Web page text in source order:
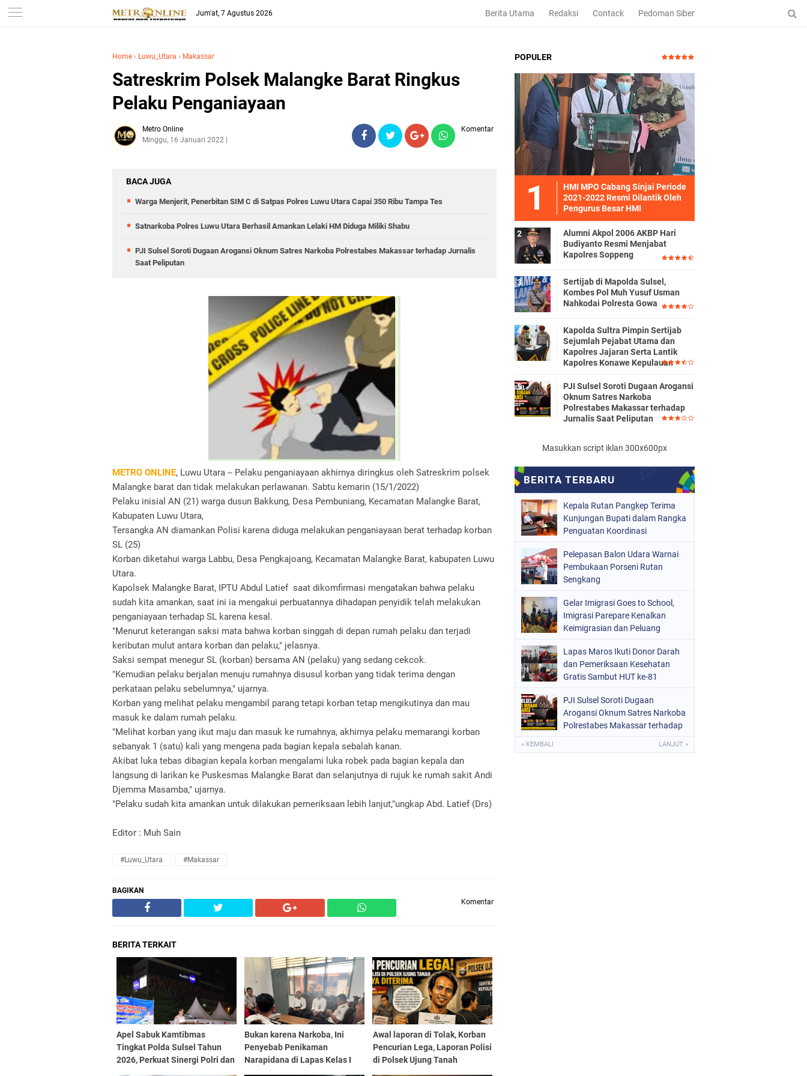
Jum'at, 7 Agustus 2026 Berita Utama Redaksi Contack Pedoman Siber
Home › Luwu_Utara › Makassar
Satreskrim Polsek Malangke Barat Ringkus
Pelaku Penganiayaan
Metro Online
Minggu, 16 Januari 2022
Komentar
BACA JUGA
Warga Menjerit, Penerbitan SIM C di Satpas Polres Luwu Utara Capai 350 Ribu Tampa Tes
Satnarkoba Polres Luwu Utara Berhasil Amankan Lelaki HM Diduga Miliki Shabu
PJI Sulsel Soroti Dugaan Arogansi Oknum Satres Narkoba Polrestabes Makassar terhadap Jurnalis
Saat Peliputan
METRO ONLINE, Luwu Utara -- Pelaku penganiayaan akhirnya diringkus oleh Satreskrim polsek
Malangke barat dan tidak melakukan perlawanan. Sabtu kemarin (15/1/2022)
Pelaku inisial AN (21) warga dusun Bakkung, Desa Pembuniang, Kecamatan Malangke Barat,
Kabupaten Luwu Utara,
Tersangka AN diamankan Polisi karena diduga melakukan penganiayaan berat terhadap korban
SL (25)
Korban diketahui warga Labbu, Desa Pengkajoang, Kecamatan Malangke Barat, kabupaten Luwu
Utara.
Kapolsek Malangke Barat, IPTU Abdul Latief saat dikomfirmasi mengatakan bahwa pelaku
sudah kita amankan, saat ini ia mengakui perbuatannya dihadapan penyidik telah melakukan
penganiayaan terhadap SL karena kesal.
"Menurut keterangan saksi mata bahwa korban singgah di depan rumah pelaku dan terjadi
keributan mulut antara korban dan pelaku," jelasnya.
Saksi sempat menegur SL (korban) bersama AN (pelaku) yang sedang cekcok.
"Kemudian pelaku berjalan menuju rumahnya disusul korban yang tidak terima dengan
perkataan pelaku sebelumnya," ujarnya.
Korban yang melihat pelaku mengambil parang tetapi korban tetap mengikutinya dan mau
masuk ke dalam rumah pelaku.
"Melihat korban yang ikut maju dan masuk ke rumahnya, akhirnya pelaku memarangi korban
sebanyak 1 (satu) kali yang mengena pada bagian kepala sebalah kanan.
Akibat luka tebas dibagian kepala korban mengalami luka robek pada bagian kepala dan
langsung di larikan ke Puskesmas Malangke Barat dan selanjutnya di rujuk ke rumah sakit Andi
Djemma Masamba," ujarnya.
"Pelaku sudah kita amankan untuk dilakukan pemeriksaan lebih lanjut,"ungkap Abd. Latief (Drs)
Editor : Muh Sain
#Luwu_Utara #Makassar
BAGIKAN
Komentar
BERITA TERKAIT
Apel Sabuk Kamtibmas
Tingkat Polda Sulsel Tahun
2026, Perkuat Sinergi Polri dan
Bukan karena Narkoba, Ini
Penyebab Penikaman
Narapidana di Lapas Kelas I
Awal laporan di Tolak, Korban
Pencurian Lega, Laporan Polisi
di Polsek Ujung Tanah
POPULER
HMI MPO Cabang Sinjai Periode
2021-2022 Resmi Dilantik Oleh
Pengurus Besar HMI
Alumni Akpol 2006 AKBP Hari
Budiyanto Resmi Menjabat
Kapolres Soppeng
Sertijab di Mapolda Sulsel,
Kombes Pol Muh Yusuf Usman
Nahkodai Polresta Gowa
Kapolda Sultra Pimpin Sertijab
Sejumlah Pejabat Utama dan
Kapolres Jajaran Serta Lantik
Kapolres Konawe Kepulauan
PJI Sulsel Soroti Dugaan Arogansi
Oknum Satres Narkoba
Polrestabes Makassar terhadap
Jurnalis Saat Peliputan
Masukkan script iklan 300x600px
Kepala Rutan Pangkep Terima
Kunjungan Bupati dalam Rangka
Penguatan Koordinasi
Pelepasan Balon Udara Warnai
Pembukaan Porseni Rutan
Sengkang
Gelar Imigrasi Goes to School,
Imigrasi Parepare Kenalkan
Keimigrasian dan Peluang
Lapas Maros Ikuti Donor Darah
dan Pemeriksaan Kesehatan
Gratis Sambut HUT ke-81
PJI Sulsel Soroti Dugaan
Arogansi Oknum Satres Narkoba
Polrestabes Makassar terhadap
« KEMBALI LANJUT »